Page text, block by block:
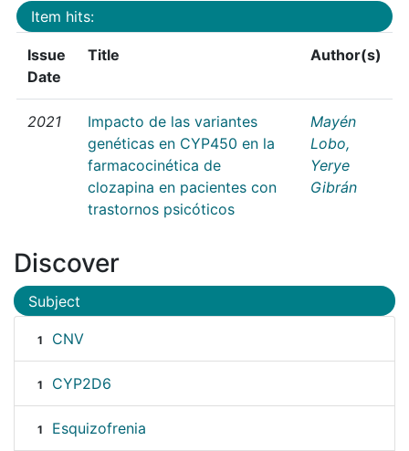
Item hits:
Issue
Date
Title Author(s)
2021
Impacto de las variantes
genéticas en CYP450 en la
farmacocinética de
clozapina en pacientes con
trastornos psicóticos
Mayén
Lobo,
Yerye
Gibrán
Discover
Subject
1 CNV
1 CYP2D6
1 Esquizofrenia